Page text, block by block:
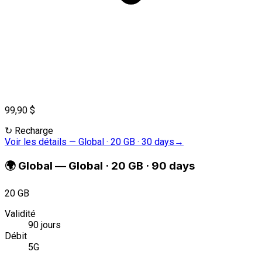
99,90 $
↻ Recharge
Voir les détails — Global · 20 GB · 30 days →
🌍 Global — Global · 20 GB · 90 days
20 GB
Validité
90 jours
Débit
5G